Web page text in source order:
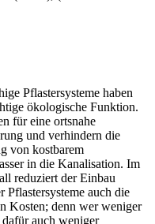
Pflastersysteme haben
ökologische Funktion.
für eine ortsnahe
und verhindern die
von kostbarem
in die Kanalisation. Im
reduziert der Einbau
Pflastersysteme auch die
Kosten; denn wer weniger
auch weniger